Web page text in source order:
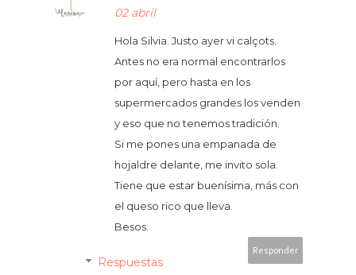
02 abril
Hola Silvia. Justo ayer vi calçots.
Antes no era normal encontrarlos
por aquí, pero hasta en los
supermercados grandes los venden
y eso que no tenemos tradición.
Si me pones una empanada de
hojaldre delante, me invito sola.
Tiene que estar buenísima, más con
el queso rico que lleva.
Besos.
Responder
Respuestas